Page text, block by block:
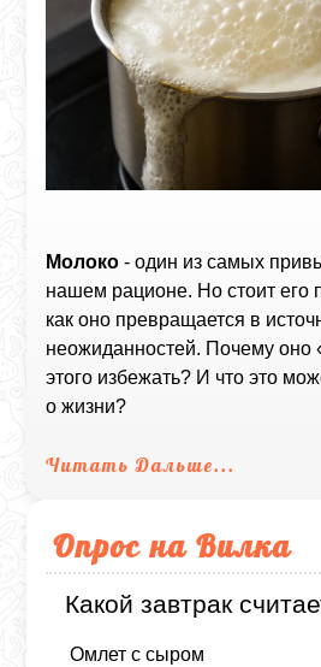
Молоко - один из самых
нашем рационе. Но стоит его
как оно превращается в
неожиданностей. Почему оно
этого избежать? И что это
о жизни?
Читать Дальше...
Опрос на Вилка
Какой завтрак
Омлет с сыром